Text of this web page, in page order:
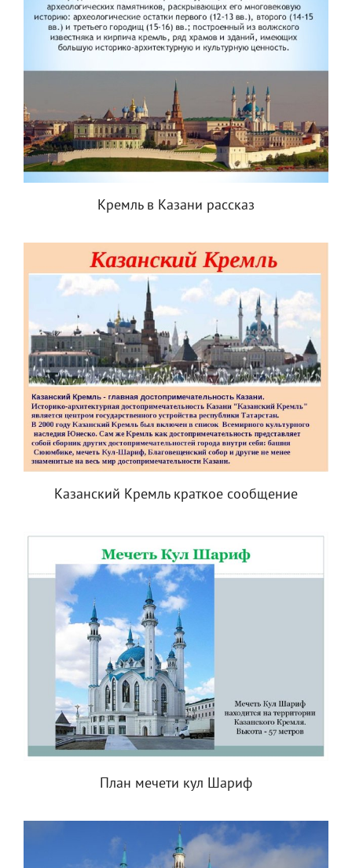
Кремль в Казани рассказ
Казанский Кремль краткое сообщение
План мечети кул Шариф